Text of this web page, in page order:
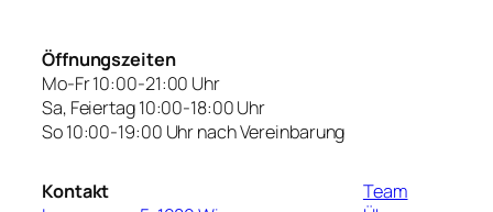
Öffnungszeiten
Mo-Fr 10:00-21:00 Uhr
Sa, Feiertag 10:00-18:00 Uhr
So 10:00-19:00 Uhr nach Vereinbarung
Kontakt
Team